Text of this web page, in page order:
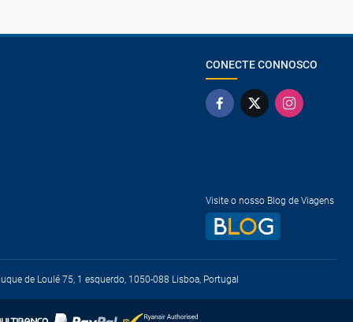
CONECTE CONNOSCO
Visite o nosso Blog de Viagens
de Loulé 75, 1 esquerdo, 1050-088 Lisboa, Portugal